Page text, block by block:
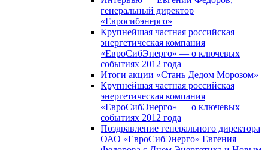
генеральный директор
«Евросибэнерго»
Крупнейшая частная российская
энергетическая компания
«ЕвроСибЭнерго» — о ключевых
событиях 2012 года
Итоги акции «Стань Дедом Морозом»
Крупнейшая частная российская
энергетическая компания
«ЕвроСибЭнерго» — о ключевых
событиях 2012 года
Поздравление генерального директора
ОАО «ЕвроСибЭнерго» Евгения